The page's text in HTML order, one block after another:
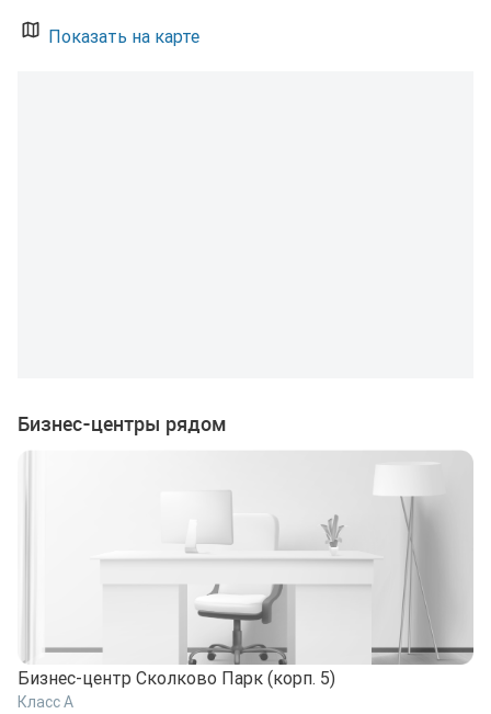
Показать на карте
Бизнес-центры рядом
Бизнес-центр Сколково Парк (корп. 5)
Класс A